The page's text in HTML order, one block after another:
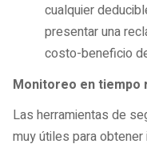
cualquier
presentar una
costo-beneficio
Monitoreo en tiempo
Las herramientas de
muy útiles para